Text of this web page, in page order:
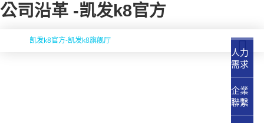
公司沿革 -凯发k8官方
凯发k8官方-凯发k8旗舰厅
人力
需求
企業
聯繫